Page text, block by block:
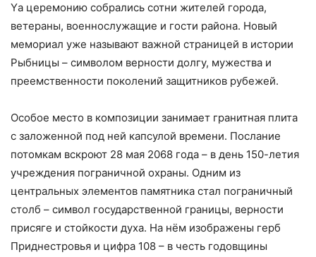
Yа церемонию собрались сотни жителей города,
ветераны, военнослужащие и гости района. Новый
мемориал уже называют важной страницей в истории
Рыбницы – символом верности долгу, мужества и
преемственности поколений защитников рубежей.
Особое место в композиции занимает гранитная плита
с заложенной под ней капсулой времени. Послание
потомкам вскроют 28 мая 2068 года – в день 150-летия
учреждения пограничной охраны. Одним из
центральных элементов памятника стал пограничный
столб – символ государственной границы, верности
присяге и стойкости духа. На нём изображены герб
Приднестровья и цифра 108 – в честь годовщины